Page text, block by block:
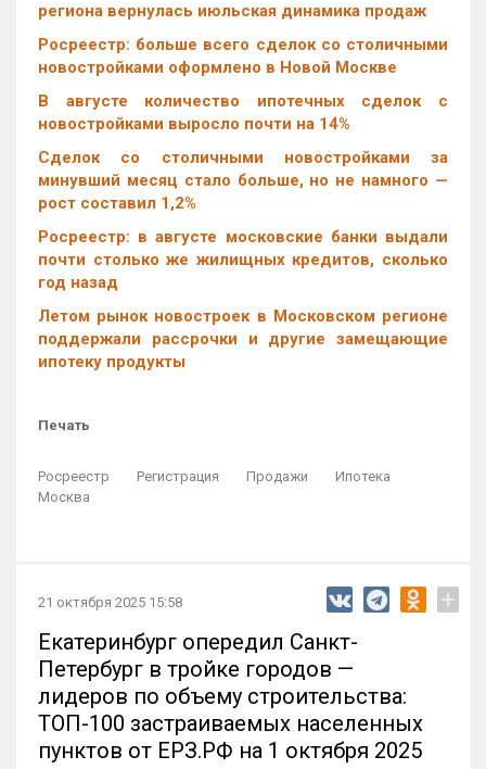
региона вернулась июльская динамика продаж
Росреестр: больше всего сделок со столичными
новостройками оформлено в Новой Москве
В августе количество ипотечных сделок с
новостройками выросло почти на 14%
Cделок со столичными новостройками за
минувший месяц стало больше, но не намного —
рост составил 1,2%
Росреестр: в августе московские банки выдали
почти столько же жилищных кредитов, сколько
год назад
Летом рынок новостроек в Московском регионе
поддержали рассрочки и другие замещающие
ипотеку продукты
Печать
Росреестр Регистрация Продажи
Ипотека
Москва
21 октября 2025 15:58 +
Екатеринбург опередил Санкт-
Петербург в тройке городов —
лидеров по объему строительства:
ТОП-100 застраиваемых населенных
пунктов от ЕРЗ.РФ на 1 октября 2025